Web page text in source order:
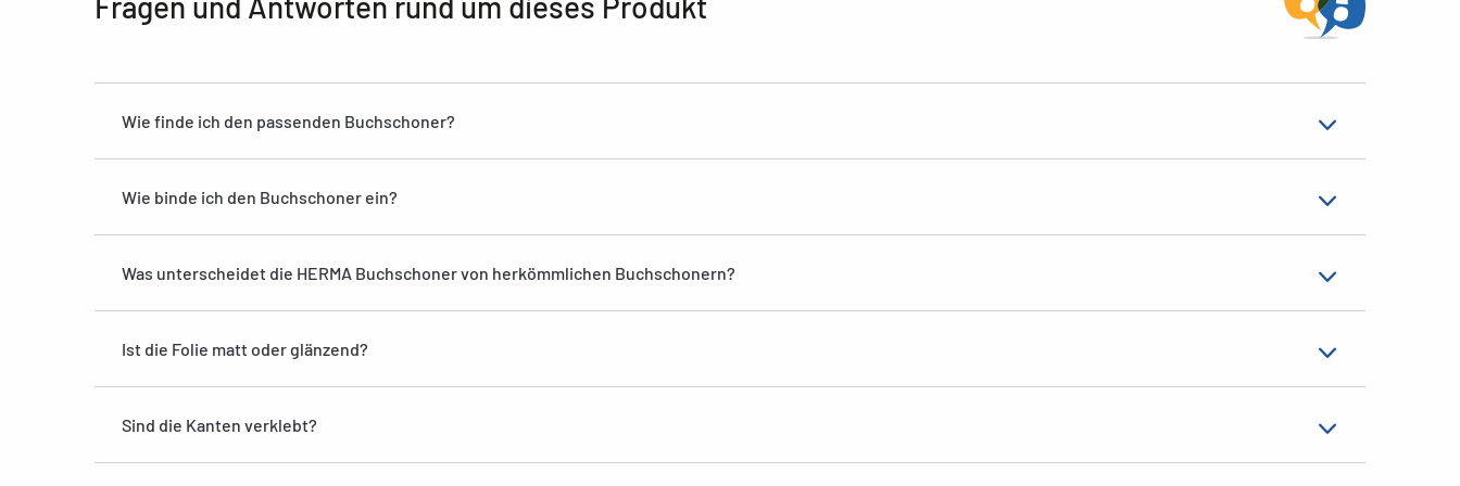
Wie finde ich den passenden Buchschoner?
Wie binde ich den Buchschoner ein?
Was unterscheidet die HERMA Buchschoner von herkömmlichen Buchschonern?
Ist die Folie matt oder glänzend?
Sind die Kanten verklebt?